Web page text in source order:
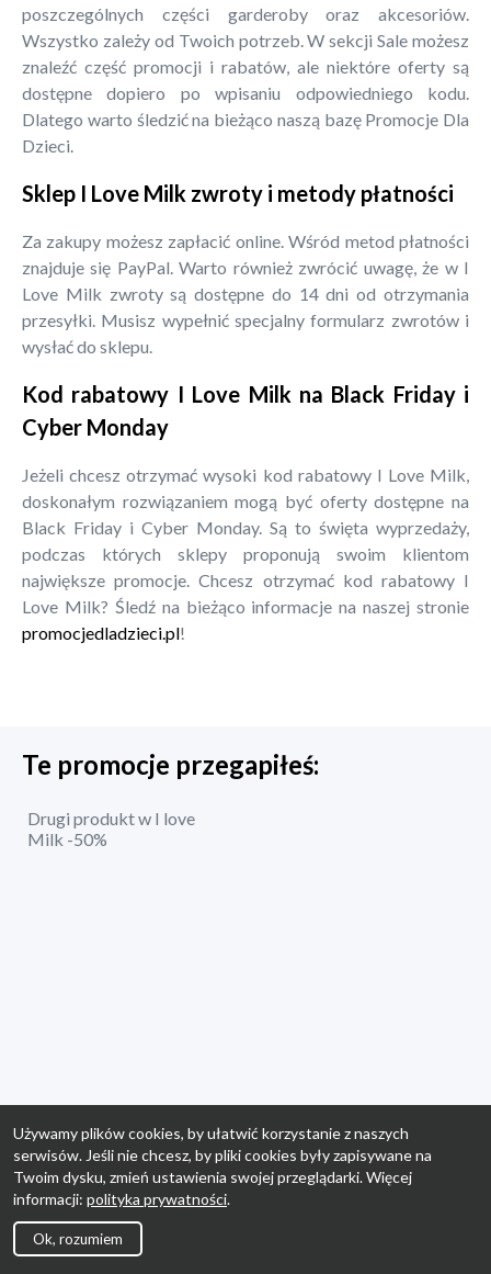
poszczególnych części garderoby oraz akcesoriów.
Wszystko zależy od Twoich potrzeb. W sekcji Sale możesz
znaleźć część promocji i rabatów, ale niektóre oferty są
dostępne dopiero po wpisaniu odpowiedniego kodu.
Dlatego warto śledzić na bieżąco naszą bazę Promocje Dla
Dzieci.
Sklep I Love Milk zwroty i metody płatności
Za zakupy możesz zapłacić online. Wśród metod płatności
znajduje się PayPal. Warto również zwrócić uwagę, że w I
Love Milk zwroty są dostępne do 14 dni od otrzymania
przesyłki. Musisz wypełnić specjalny formularz zwrotów i
wysłać do sklepu.
Kod rabatowy I Love Milk na Black Friday i
Cyber Monday
Jeżeli chcesz otrzymać wysoki kod rabatowy I Love Milk,
doskonałym rozwiązaniem mogą być oferty dostępne na
Black Friday i Cyber Monday. Są to święta wyprzedaży,
podczas których sklepy proponują swoim klientom
największe promocje. Chcesz otrzymać kod rabatowy I
Love Milk? Śledź na bieżąco informacje na naszej stronie
promocjedladzieci.pl!
Te promocje przegapiłeś:
Drugi produkt w I love
Milk -50%
Używamy plików cookies, by ułatwić korzystanie z naszych
serwisów. Jeśli nie chcesz, by pliki cookies były zapisywane na
Twoim dysku, zmień ustawienia swojej przeglądarki. Więcej
informacji: polityka prywatności.
Ok, rozumiem